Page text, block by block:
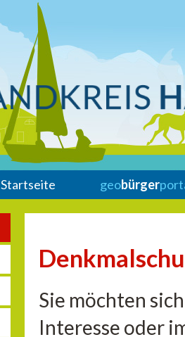
Startseite geobürger
Sie möchten
Interesse oder